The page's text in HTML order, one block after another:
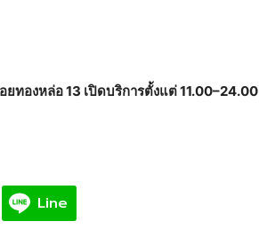
ทองหล่อ 13 เปิดบริการตั้งแต่ 11.00–24.00
Line